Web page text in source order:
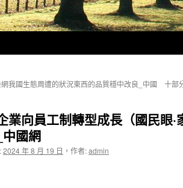
我國生態周遭的狀況東西的品質穩中改良_中國
十部
業向員工制轉型成長（國民眼
國網
2024 年 8 月 19 日 ， 作者:admin